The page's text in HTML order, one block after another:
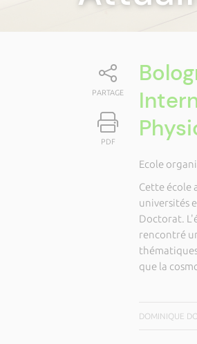
PARTAGE
PDF
Ecole
Cette école
universités
Doctorat.
rencontré
que la
DOMINIQUE